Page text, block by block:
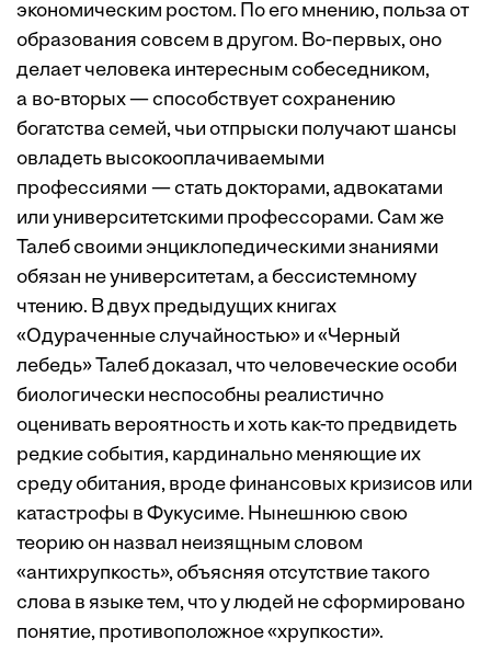
экономическим ростом. По его мнению, польза от
образования совсем в другом. Во-первых, оно
делает человека интересным собеседником,
а во-вторых — способствует сохранению
богатства семей, чьи отпрыски получают шансы
овладеть высокооплачиваемыми
профессиями — стать докторами, адвокатами
или университетскими профессорами. Сам же
Талеб своими энциклопедическими знаниями
обязан не университетам, а бессистемному
чтению. В двух предыдущих книгах
«Одураченные случайностью» и «Черный
лебедь» Талеб доказал, что человеческие особи
биологически неспособны реалистично
оценивать вероятность и хоть как-то предвидеть
редкие события, кардинально меняющие их
среду обитания, вроде финансовых кризисов или
катастрофы в Фукусиме. Нынешнюю свою
теорию он назвал неизящным словом
«антихрупкость», объясняя отсутствие такого
слова в языке тем, что у людей не сформировано
понятие, противоположное «хрупкости».